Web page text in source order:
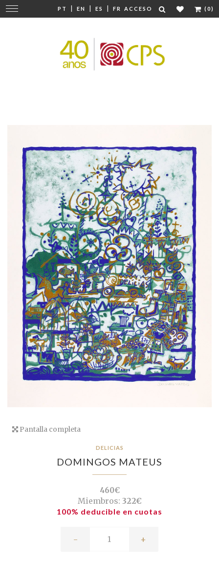
PT | EN | ES | FR ACCESO (0)
Cambiar
navegación
Pantalla completa
DELICIAS
DOMINGOS MATEUS
460€
Miembros: 322€
100% deducible en cuotas
- +